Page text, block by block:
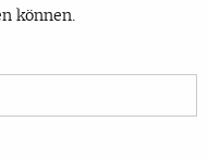
können.